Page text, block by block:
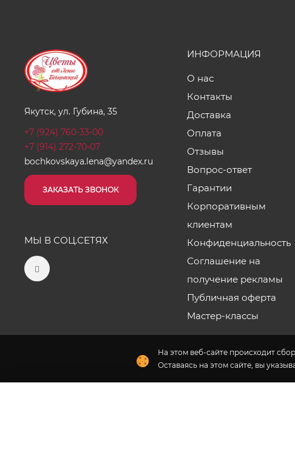
На этом веб-сайте происходит
Оставаясь на этом сайте, вы
Якутск, ул. Губина, 35
+7 (924) 760-33-00
+7 (914) 272-70-07
bochkovskaya.lena@yandex.ru
ЗАКАЗАТЬ ЗВОНОК
МЫ В СОЦ.СЕТЯХ
ИНФОРМАЦИЯ
О нас
Контакты
Доставка
Оплата
Отзывы
Вопрос-ответ
Гарантии
Корпоративным
клиентам
Конфиденциальность
Соглашение на
получение рекламы
Публичная оферта
Мастер-классы